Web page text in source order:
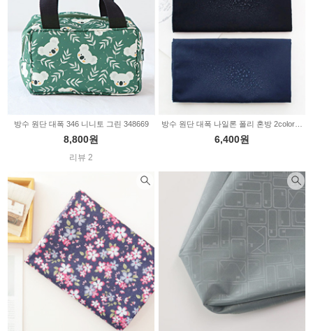
방수 원단 대폭 346 니니토 그린 348669
8,800원
리뷰 2
6,400원